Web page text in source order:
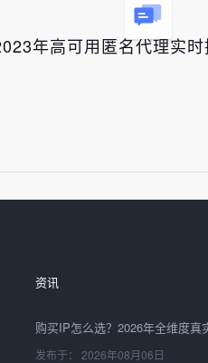
年高可用匿名代理实
资讯
发布于： 2026年08月06日
发布于： 2026年08月06日